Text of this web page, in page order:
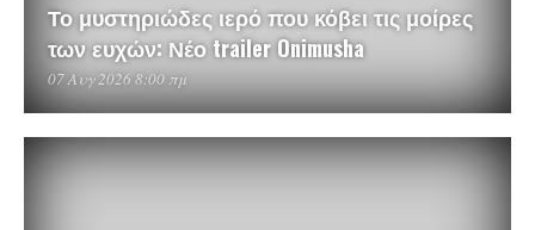
Το μυστηριώδες ιερό που κόβει τις μοίρες
των ευχών: Νέο trailer Onimusha
07 Αυγ 2026 8:00 πμ